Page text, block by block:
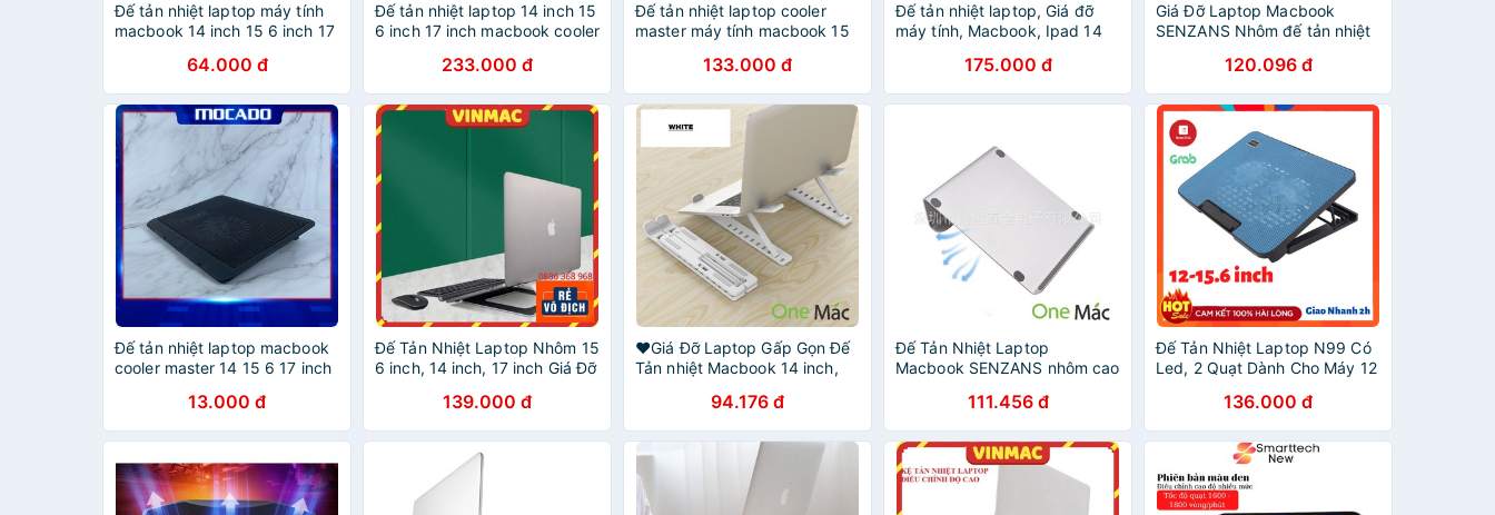
Đế tản nhiệt laptop máy tính
macbook 14 inch 15 6 inch 17
64.000 đ
Đế tản nhiệt laptop 14 inch 15
6 inch 17 inch macbook cooler
233.000 đ
Đế tản nhiệt laptop cooler
master máy tính macbook 15
133.000 đ
Đế tản nhiệt laptop, Giá đỡ
máy tính, Macbook, Ipad 14
nhôm gấp gọn, kệ đế laptop
Vinbuy
175.000 đ
Giá Đỡ Laptop Macbook
SENZANS Nhôm đế tản nhiệt
inch, 17 inch, 13 inch để bàn
120.096 đ
Đế tản nhiệt laptop macbook
cooler master 14 15 6 17 inch
MOCADO N1913.000 đ
Đế Tản Nhiệt Laptop Nhôm 15
6 inch, 14 inch, 17 inch Giá Đỡ
inch gấp gọn để bàn
139.000 đ
❤️Giá Đỡ Laptop Gấp Gọn Đế
Tản nhiệt Macbook 14 inch,
điều chỉnh rộng cao thông
minh
94.176 đ
Đế Tản Nhiệt Laptop
Macbook SENZANS nhôm cao
inch, 14 inch, 13 inch, 17 inch
để bàn sang trọng
111.456 đ
Đế Tản Nhiệt Laptop N99 Có
Led, 2 Quạt Dành Cho Máy 12
136.000 đ